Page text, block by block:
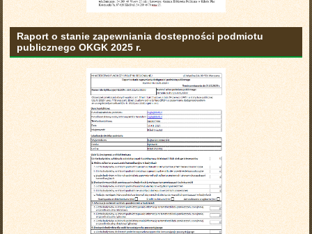
Raport o stanie zapewniania dostepności podmiotu
publicznego OKGK 2025 r.